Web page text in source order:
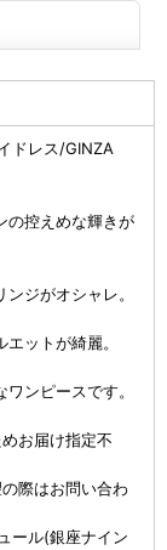
ドレス/GINZA
の控えめな輝きが
ジがオシャレ。
ットが綺麗。
ンピースです。
お届け指定不
際はお問い合わ
ール(銀座ナイン